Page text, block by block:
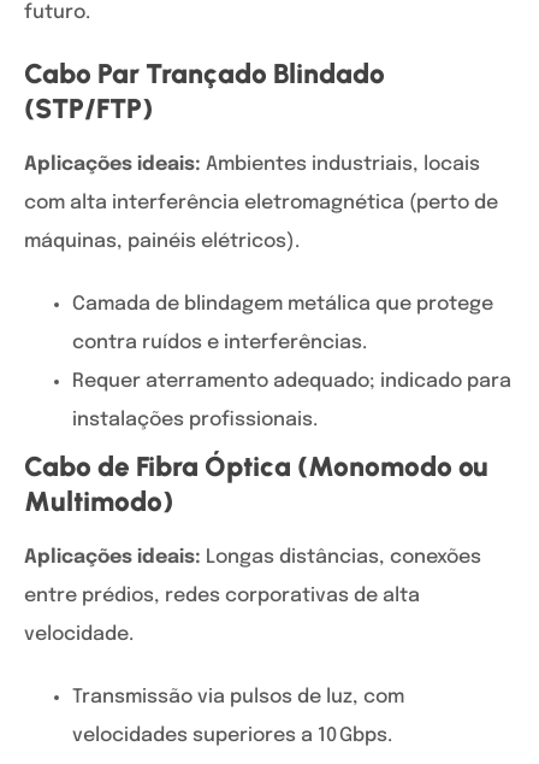
futuro.
Cabo Par Trançado Blindado
(STP/FTP)
Aplicações ideais: Ambientes industriais, locais
com alta interferência eletromagnética (perto de
máquinas, painéis elétricos).
Camada de blindagem metálica que protege
contra ruídos e interferências.
Requer aterramento adequado; indicado para
instalações profissionais.
Cabo de Fibra Óptica (Monomodo ou
Multimodo)
Aplicações ideais: Longas distâncias, conexões
entre prédios, redes corporativas de alta
velocidade.
Transmissão via pulsos de luz, com
velocidades superiores a 10 Gbps.